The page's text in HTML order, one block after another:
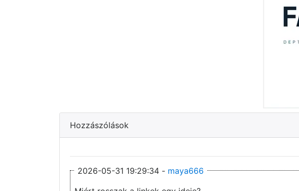
Hozzászólások
2026-05-31 19:29:34 - maya666